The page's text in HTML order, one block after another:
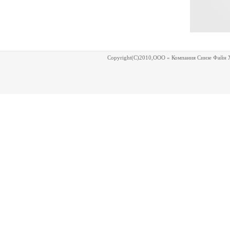
Copyright(C)2010, ООО « Компания Синзе Файн